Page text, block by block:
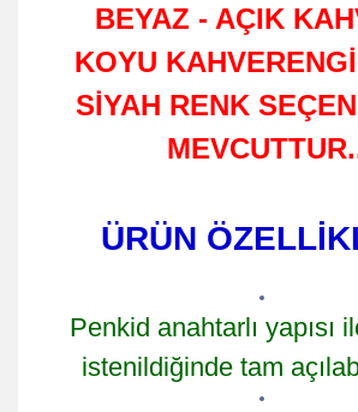
BEYAZ - AÇIK
KOYU
SİYAH RENK
ÜRÜN
Penkid anahtarlı yapısı
istenildiğinde tam